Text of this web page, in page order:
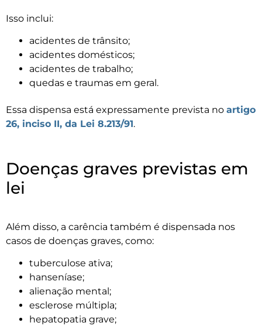
Isso inclui:
acidentes de trânsito;
acidentes domésticos;
acidentes de trabalho;
quedas e traumas em geral.
Essa dispensa está expressamente prevista no artigo
26, inciso II, da Lei 8.213/91.
Doenças graves previstas em
lei
Além disso, a carência também é dispensada nos
casos de doenças graves, como:
tuberculose ativa;
hanseníase;
alienação mental;
esclerose múltipla;
hepatopatia grave;